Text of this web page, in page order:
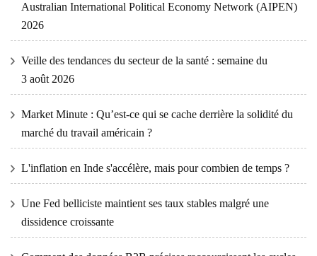
Australian International Political Economy Network (AIPEN)
2026
Veille des tendances du secteur de la santé : semaine du
3 août 2026
Market Minute : Qu’est-ce qui se cache derrière la solidité du
marché du travail américain ?
L'inflation en Inde s'accélère, mais pour combien de temps ?
Une Fed belliciste maintient ses taux stables malgré une
dissidence croissante